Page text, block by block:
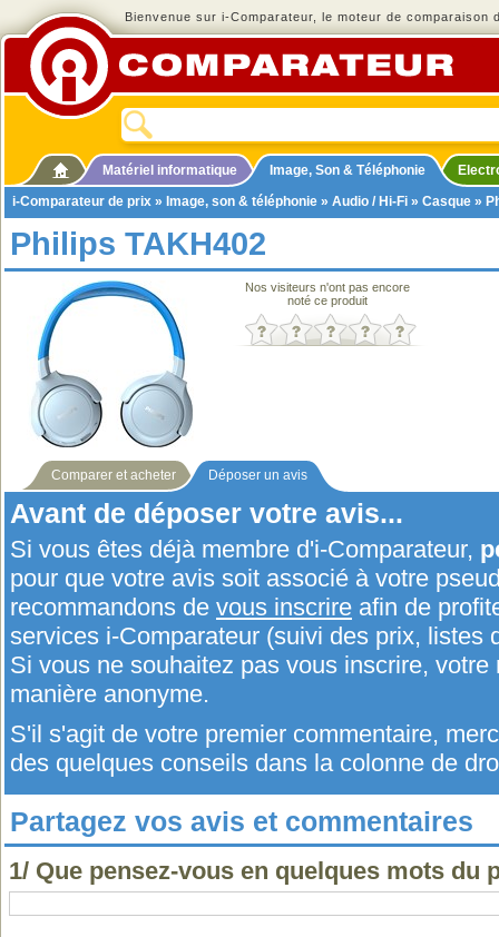
Bienvenue sur i-Comparateur, le moteur de comparaison
Matériel informatique Image, Son & Téléphonie
i-Comparateur de prix » Image, son & téléphonie » Audio / Hi-Fi » Casque »
Philips TAKH402
Nos visiteurs n'ont pas encore
noté ce produit
Comparer et acheter Déposer un avis
Avant de déposer votre avis...
Si vous êtes déjà membre d'i-Comparateur,
pour que votre avis soit associé à votre
recommandons de vous inscrire afin de
services i-Comparateur (suivi des prix, listes
Si vous ne souhaitez pas vous inscrire,
manière anonyme.
S'il s'agit de votre premier commentaire,
des quelques conseils dans la colonne de
Partagez vos avis et commentaires
1/ Que pensez-vous en quelques mots du